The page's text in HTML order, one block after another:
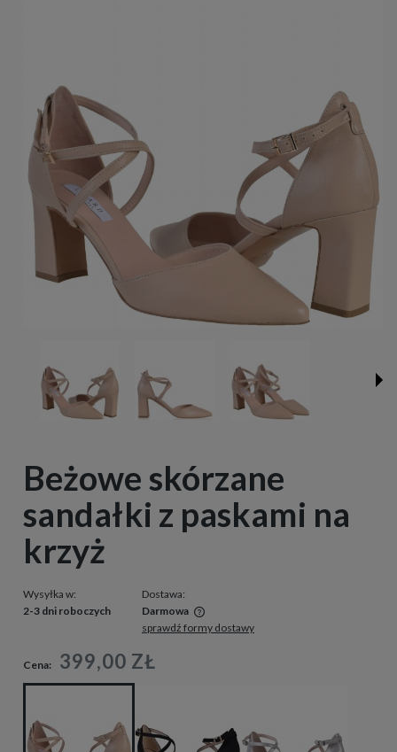
Beżowe skórzane
sandałki z paskami na
krzyż
Wysyłka w:
2-3 dni roboczych
Dostawa:
Darmowa
Cena nie zawiera ewentualnych kosztów płatności
sprawdź formy dostawy
Cena: 399,00 ZŁ